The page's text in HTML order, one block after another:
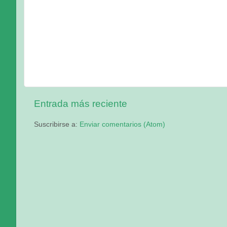
Entrada más reciente
Suscribirse a: Enviar comentarios (Atom)